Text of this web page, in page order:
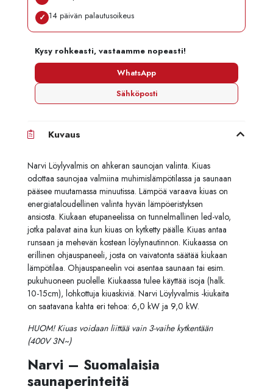
✓ 14 päivän palautusoikeus
Kysy rohkeasti, vastaamme nopeasti!
WhatsApp
Sähköposti
Kuvaus
Narvi Löylyvalmis on ahkeran saunojan valinta. Kiuas
odottaa saunojaa valmiina muhimislämpötilassa ja saunaan
pääsee muutamassa minuutissa. Lämpöä varaava kiuas on
energiataloudellinen valinta hyvän lämpöeristyksen
ansiosta. Kiukaan etupaneelissa on tunnelmallinen led-valo,
jotka palavat aina kun kiuas on kytketty päälle. Kiuas antaa
runsaan ja mehevän kostean löylynautinnon. Kiukaassa on
erillinen ohjauspaneeli, josta on vaivatonta säätää kiukaan
lämpötilaa. Ohjauspaneelin voi asentaa saunaan tai esim.
pukuhuoneen puolelle. Kiukaassa tulee käyttää isoja (halk.
10-15cm), lohkottuja kiuaskiviä. Narvi Löylyvalmis -kiukaita
on saatavana kahta eri tehoa: 6,0 kW ja 9,0 kW.
HUOM! Kiuas voidaan liittää vain 3-vaihe kytkentään
(400V 3N~)
Narvi – Suomalaisia
saunaperinteitä